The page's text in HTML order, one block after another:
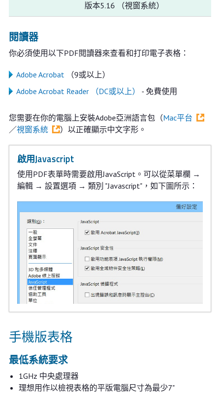
版本5.16 （視窗系統）
閱讀器
你必須使用以下PDF閱讀器來查看和打印電子表格：
Adobe Acrobat（9或以上）
Adobe Acrobat Reader （DC或以上）
- 免費使用
您需要在你的電腦上安裝Adobe亞洲語言包（Mac平台
／視窗系統 ）以正確顯示中文字形。
啟用Javascript
使用PDF表單時需要啟用JavaScript。可以從菜單欄 →
編輯 → 設置選項 → 類別 "Javascript"，如下圖所示：
手機版表格
最低系統要求
1GHz 中央處理器
理想用作以檢視表格的平版電腦尺寸為最少7"